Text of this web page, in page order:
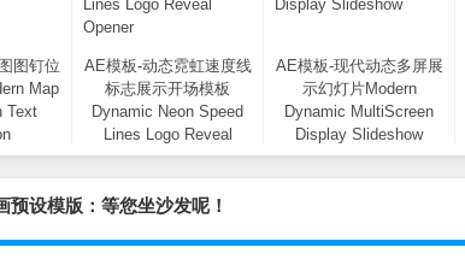
图钉位
Map
Text
AE模板-动态霓虹速度线
标志展示开场模板
Dynamic Neon Speed
Lines Logo Reveal
Opener
AE模板-现代动态多屏展
示幻灯片Modern
Dynamic MultiScreen
Display Slideshow
设模版：等您坐沙发呢！